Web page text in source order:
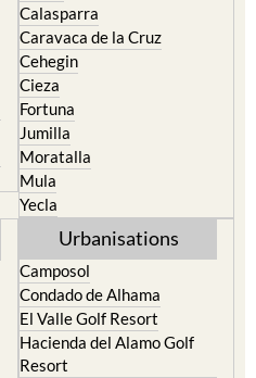
Calasparra
Caravaca de la Cruz
Cehegin
Cieza
Fortuna
Jumilla
Moratalla
Mula
Yecla
Urbanisations
Camposol
Condado de Alhama
El Valle Golf Resort
Hacienda del Alamo Golf
Resort